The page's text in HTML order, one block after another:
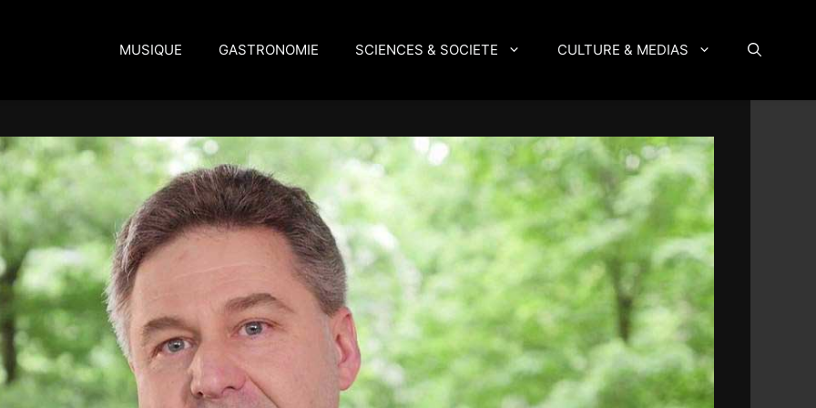
MUSIQUE GASTRONOMIE SCIENCES & SOCIETE CULTURE & MEDIAS